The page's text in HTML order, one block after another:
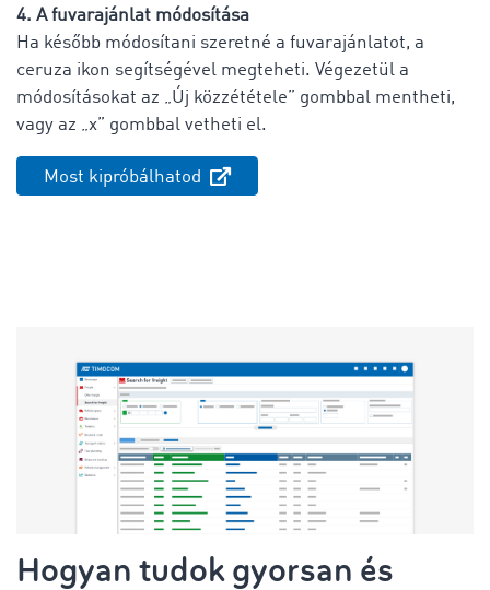
4. A fuvarajánlat módosítása
Ha később módosítani szeretné a fuvarajánlatot, a
ceruza ikon segítségével megteheti. Végezetül a
módosításokat az „Új közzététele” gombbal mentheti,
vagy az „x” gombbal vetheti el.
Most kipróbálhatod
Hogyan tudok gyorsan és